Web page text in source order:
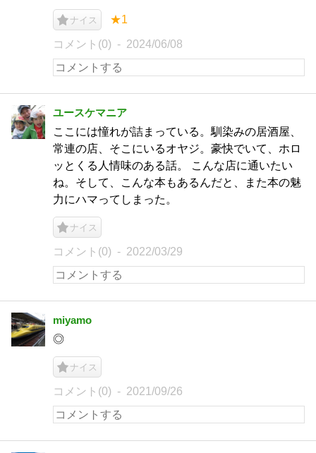
ナイス ★1
コメント(0) 2024/06/08
ユースケマニア
ここには憧れが詰まっている。馴染みの居酒屋、
常連の店、そこにいるオヤジ。豪快でいて、ホロ
ッとくる人情味のある話。 こんな店に通いたい
ね。そして、こんな本もあるんだと、また本の魅
力にハマってしまった。
ナイス
コメント(0) 2022/03/29
miyamo
◎
ナイス
コメント(0) 2021/09/26